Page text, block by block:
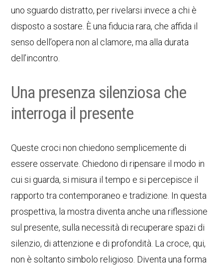
uno sguardo distratto, per rivelarsi invece a chi è
disposto a sostare. È una fiducia rara, che affida il
senso dell’opera non al clamore, ma alla durata
dell’incontro.
Una presenza silenziosa che
interroga il presente
Queste croci non chiedono semplicemente di
essere osservate. Chiedono di ripensare il modo in
cui si guarda, si misura il tempo e si percepisce il
rapporto tra contemporaneo e tradizione. In questa
prospettiva, la mostra diventa anche una riflessione
sul presente, sulla necessità di recuperare spazi di
silenzio, di attenzione e di profondità. La croce, qui,
non è soltanto simbolo religioso. Diventa una forma